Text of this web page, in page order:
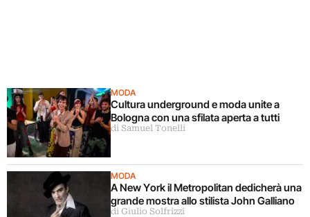
MODA
Cultura underground e moda unite a
Bologna con una sfilata aperta a tutti
di Samuel Tonelli
MODA
A New York il Metropolitan dedicherà una
grande mostra allo stilista John Galliano
di Giulio Solfrizzi